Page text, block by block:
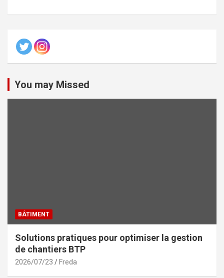
You may Missed
BÂTIMENT
Solutions pratiques pour optimiser la gestion
de chantiers BTP
2026/07/23 Freda